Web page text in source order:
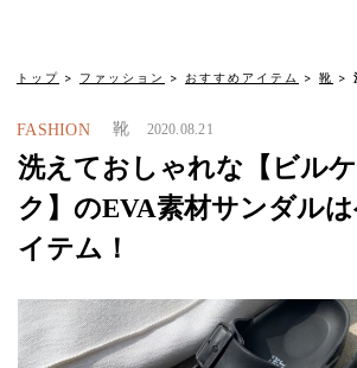
トップ ファッション おすすめアイテム 靴
FASHION 靴 2020.08.21
洗えておしゃれな【ビル
ク】のEVA素材サンダル
イテム！